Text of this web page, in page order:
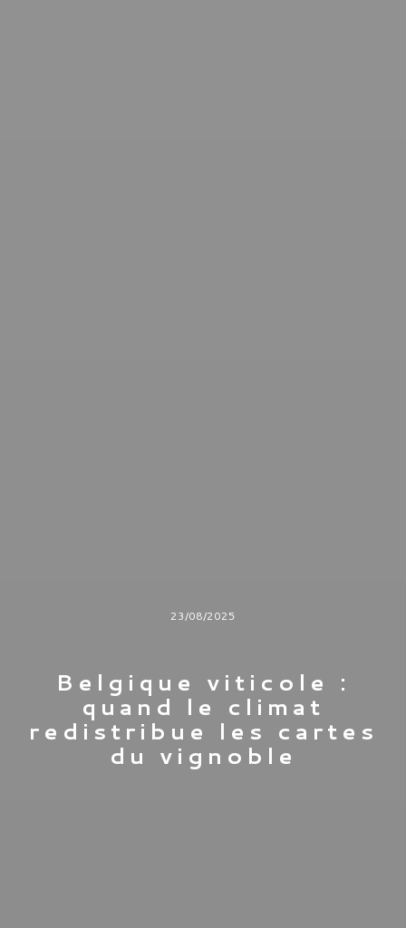
23/08/2025
Belgique viticole :
quand le climat
redistribue les cartes
du vignoble